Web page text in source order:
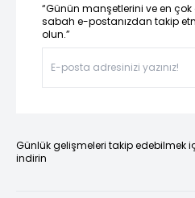
“Günün manşetlerini ve en
sabah e-postanızdan takip
olun.”
Günlük gelişmeleri takip edebilmek
indirin